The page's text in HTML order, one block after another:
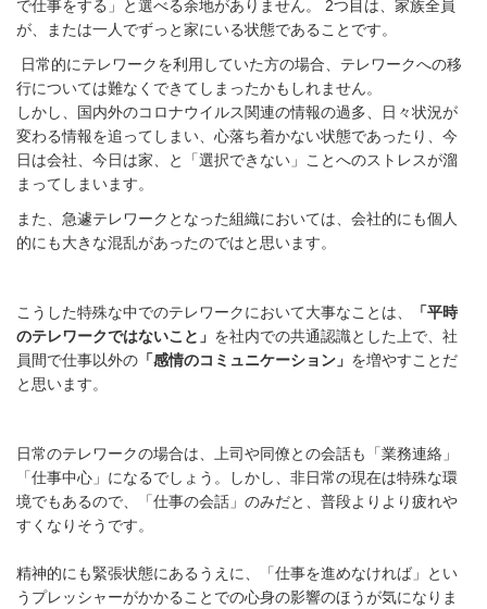
で仕事をする」と選べる余地がありません。
2つ目は、家族全員
が、または一人でずっと家にいる状態であることです。
日常的にテレワークを利用していた方の場合、テレワークへの移
行については難なくできてしまったかもしれません。
しかし、国内外のコロナウイルス関連の情報の過多、日々状況が
変わる情報を追ってしまい、心落ち着かない状態であったり、今
日は会社、今日は家、と「選択できない」ことへのストレスが溜
まってしまいます。
また、急遽テレワークとなった組織においては、会社的にも個人
的にも大きな混乱があったのではと思います。
こうした特殊な中でのテレワークにおいて大事なことは、
「平時
のテレワークではないこと」 を社内での共通認識とした上で、社
員間で仕事以外の 「感情のコミュニケーション」 を増やすことだ
と思います。
日常のテレワークの場合は、上司や同僚との会話も「業務連絡」
「仕事中心」になるでしょう。しかし、非日常の現在は特殊な環
境でもあるので、「仕事の会話」のみだと、普段よりより疲れや
すくなりそうです。
精神的にも緊張状態にあるうえに、「仕事を進めなければ」とい
うプレッシャーがかかることでの心身の影響のほうが気になりま